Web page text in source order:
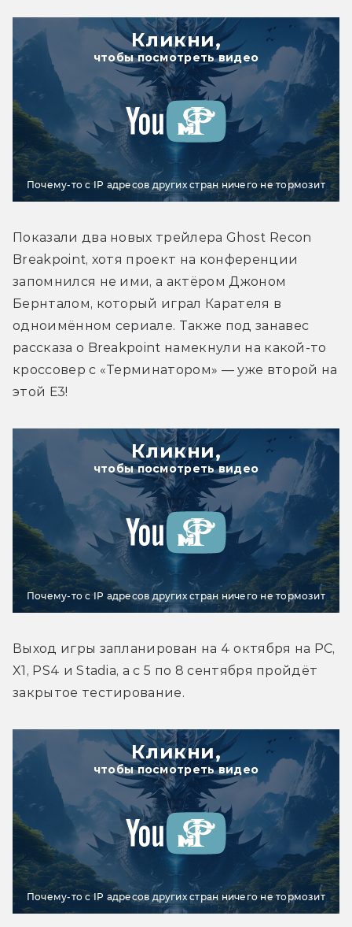
Кликни,
чтобы посмотреть видео
Почему-то с IP адресов других стран ничего не тормозит
Показали два новых трейлера Ghost Recon
Breakpoint, хотя проект на конференции
запомнился не ими, а актёром Джоном
Бернталом, который играл Карателя в
одноимённом сериале. Также под занавес
рассказа о Breakpoint намекнули на какой-то
кроссовер с «Терминатором» — уже второй на
этой Е3!
Кликни,
чтобы посмотреть видео
Почему-то с IP адресов других стран ничего не тормозит
Выход игры запланирован на 4 октября на PC,
X1, PS4 и Stadia, а с 5 по 8 сентября пройдёт
закрытое тестирование.
Кликни,
чтобы посмотреть видео
Почему-то с IP адресов других стран ничего не тормозит